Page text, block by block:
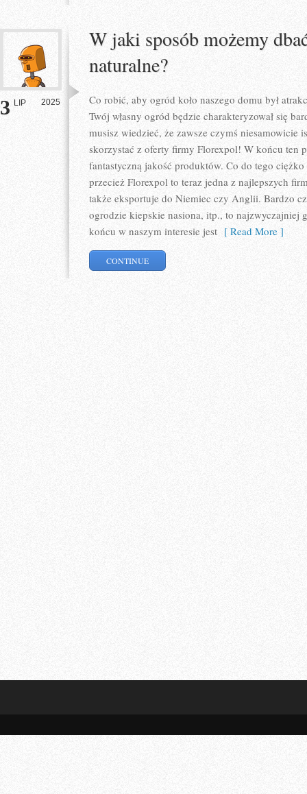
3 LIP 2025
W jaki sposób możemy
naturalne?
Co robić, aby ogród koło naszego domu był
Twój własny ogród będzie charakteryzował się
musisz wiedzieć, że zawsze czymś niesamowicie
skorzystać z oferty firmy Florexpol! W końcu ten
fantastyczną jakość produktów. Co do tego
przecież Florexpol to teraz jedna z najlepszych
także eksportuje do Niemiec czy Anglii. Bardzo
ogrodzie kiepskie nasiona, itp., to najzwyczajniej
końcu w naszym interesie jest [ Read More ]
CONTINUE